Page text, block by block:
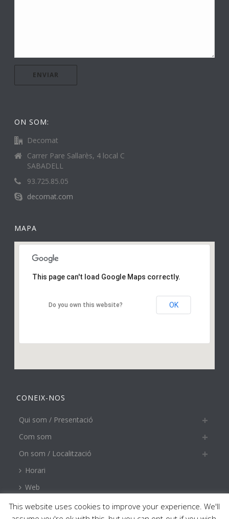
ON SOM:
Decomat
Carrer Pare Sallarès, 4 local C
SABADELL
93.725.85.05
decomat.com
MAPA
This page can't load Google Maps correctly.
Do you own this website? OK
CONEIX-NOS
Qui som / Presentació
Com som
On som / Localització
Horari
Web
This website uses cookies to improve your experience. We'll